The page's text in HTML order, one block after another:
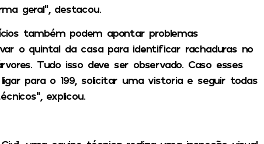
geral”, destacou.
também podem apontar problemas
o quintal da casa para identificar rachaduras no
Tudo isso deve ser observado. Caso esses
para o 199, solicitar uma vistoria e seguir todas
explicou.